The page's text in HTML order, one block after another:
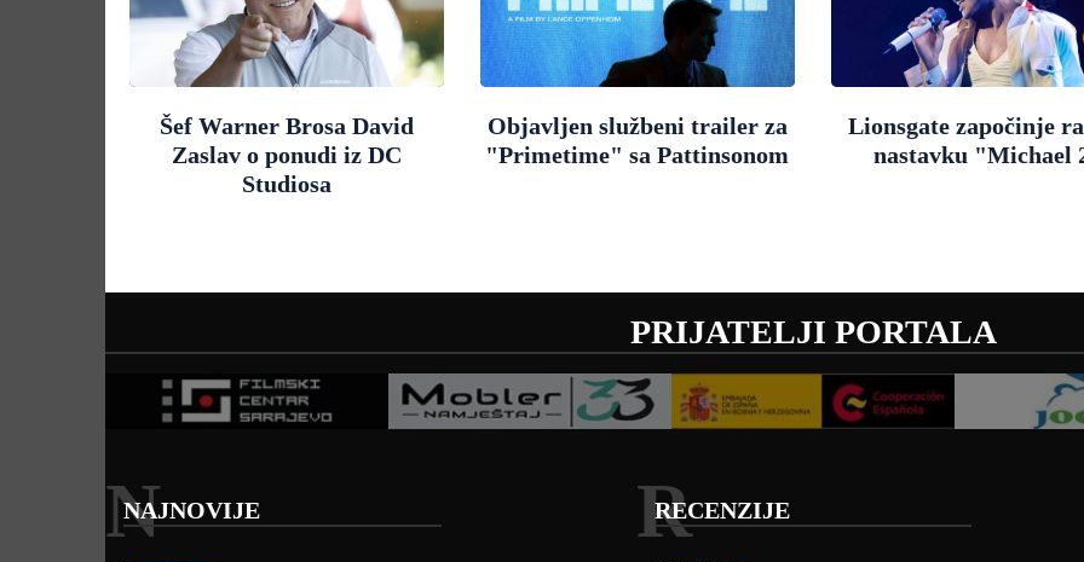
Šef Warner Brosa David
Zaslav o ponudi iz DC
Studiosa
Objavljen službeni trailer za
"Primetime" sa Pattinsonom
Lionsgate započinje
nastavku "Michael
PRIJATELJI PORTALA
NAJNOVIJE
N RECENZIJE
R